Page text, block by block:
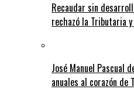
Recaudar sin
rechazó la Tributaria
José Manuel Pascual
anuales al corazón de